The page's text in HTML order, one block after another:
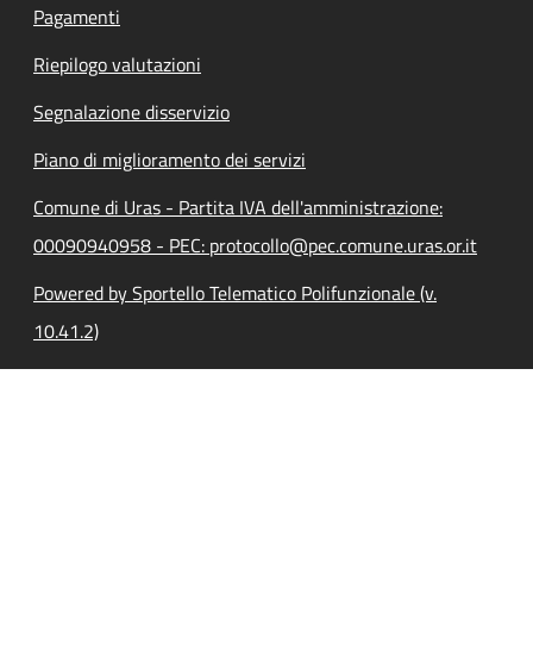
Pagamenti
Riepilogo valutazioni
Segnalazione disservizio
Piano di miglioramento dei servizi
Comune di Uras - Partita IVA dell'amministrazione:
00090940958 - PEC: protocollo@pec.comune.uras.or.it
Powered by Sportello Telematico Polifunzionale (v.
10.41.2)